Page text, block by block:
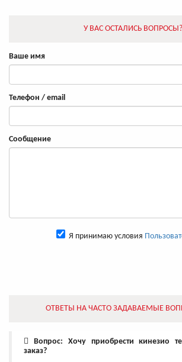
У ВАС ОСТАЛИСЬ ВОПРОСЫ?
Ваше имя
Телефон / email
Сообщение
Я принимаю условия
ОТВЕТЫ НА ЧАСТО ЗАДАВАЕМЫЕ
Вопрос: Хочу приобрести кинезио
заказ?